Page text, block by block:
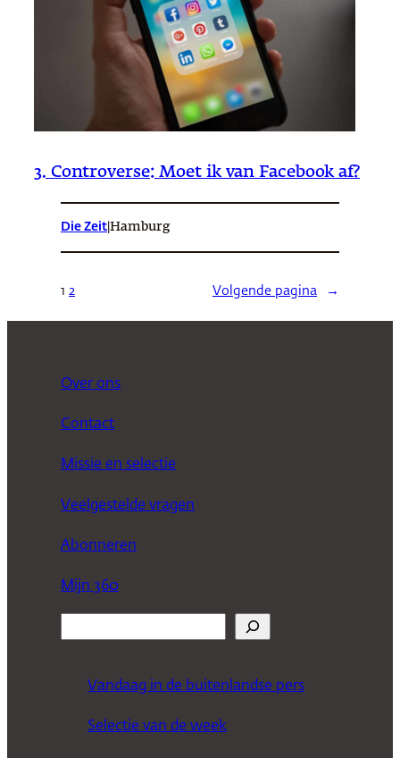
3. Controverse: Moet ik van Facebook af?
Die Zeit Hamburg
1 2 Volgende pagina →
Over ons
Contact
Missie en selectie
Veelgestelde vragen
Abonneren
Mijn 360
Vandaag in de buitenlandse pers
Selectie van de week